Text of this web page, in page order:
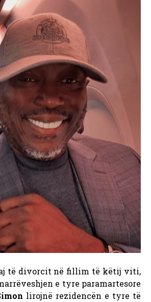
të divorcit në fillim të këtij viti,
e tyre paramartesore
lirojnë rezidencën e tyre të